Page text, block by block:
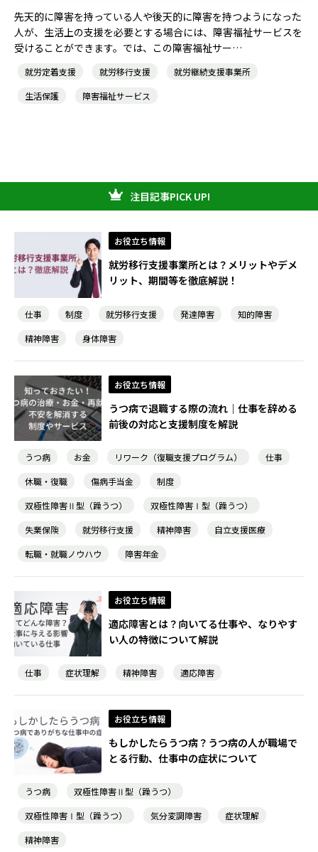
先天的に障害を持っている人や後天的に障害を持つようになった
人が、生活上の支援を必要とする場合には、障害福祉サービスを
受けることができます。では、この障害福祉サー…
就労定着支援 就労移行支援
就労継続支援事業所
生活保護
障害福祉サービス
注目記事PICK UP!
お役立ち情報
就労移行支援事業所とは？メリットやデメ
リット、期間等を徹底解説！
仕事 制度 就労移行支援 発達障害
知的障害
精神障害
身体障害
お役立ち情報
うつ病で退職する際の流れ｜仕事を辞める
前後の対応と支援制度を解説
うつ病 お金 リワーク（復職支援プログラム）
仕事
休職・復職
傷病手当金
制度
双極性障害Ⅱ型（躁うつ）
双極性障害Ⅰ型（躁うつ）
失業保険
就労移行支援 精神障害
自立支援医療
転職・就職ノウハウ
障害年金
お役立ち情報
適応障害とは？向いてる仕事や、なりやす
い人の特徴について解説
仕事 症状理解 精神障害 適応障害
お役立ち情報
もしかしたらうつ病？うつ病の人が職場で
とる行動、仕事中の症状について
うつ病
双極性障害Ⅱ型（躁うつ）
双極性障害Ⅰ型（躁うつ）
気分変調障害
症状理解
精神障害